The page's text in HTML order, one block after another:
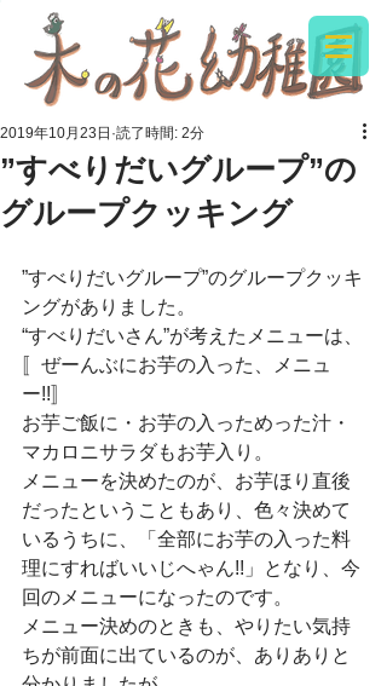
”すべりだいグループ”の
グループクッキング
2019年10月23日 読了時間: 2分
”すべりだいグループ”のグループクッキ
ングがありました。
“すべりだいさん”が考えたメニューは、
〚ぜーんぶにお芋の入った、メニュ
ー!!〛
お芋ご飯に・お芋の入っためった汁・
マカロニサラダもお芋入り。
メニューを決めたのが、お芋ほり直後
だったということもあり、色々決めて
いるうちに、「全部にお芋の入った料
理にすればいいじへゃん!!」となり、今
回のメニューになったのです。
メニュー決めのときも、やりたい気持
ちが前面に出ているのが、ありありと